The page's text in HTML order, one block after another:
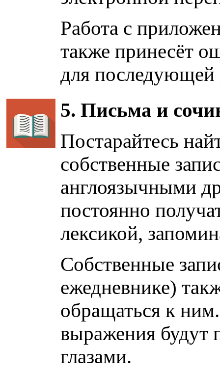
Работа с
также принесёт
для последующей
5. Письма и
Постарайтесь
собственные
англоязычными
постоянно
лексикой,
Собственные
ежедневнике)
обращаться к
выражения будут
глазами.